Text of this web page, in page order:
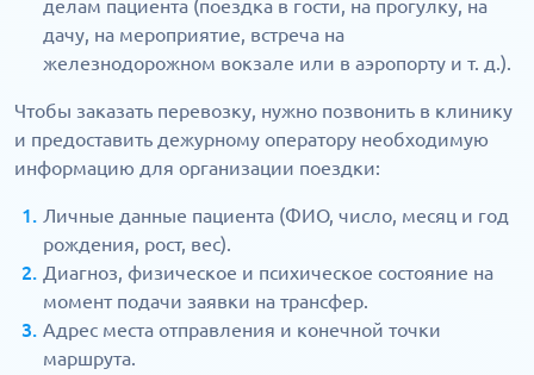
делам пациента (поездка в гости, на прогулку, на
дачу, на мероприятие, встреча на
железнодорожном вокзале или в аэропорту и т. д.).
Чтобы заказать перевозку, нужно позвонить в клинику
и предоставить дежурному оператору необходимую
информацию для организации поездки:
Личные данные пациента (ФИО, число, месяц и год
рождения, рост, вес).
Диагноз, физическое и психическое состояние на
момент подачи заявки на трансфер.
Адрес места отправления и конечной точки
маршрута.